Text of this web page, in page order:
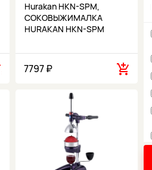
Hurakan HKN-SPM,
СОКОВЫЖИМАЛКА
HURAKAN HKN-SPM
7797 ₽